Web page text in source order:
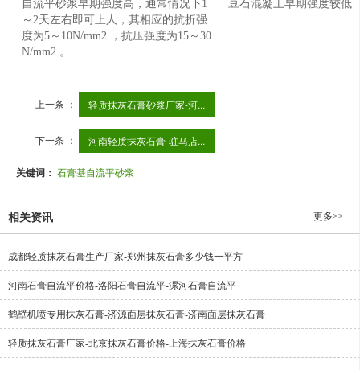
自流平砂浆早期强度高，通常情况下1
～2天左右即可上人，其相应的抗折强
度为5～10N/mm2 ，抗压强度为15～30
N/mm2 。
豆石混凝土早期强度较低
上一条 ： 轻质抹灰石膏砂浆厂家-河...
下一条 ： 河南轻质抹灰石膏-驻马店...
关键词： 石膏基自流平砂浆
相关资讯 更多>>
成都轻质抹灰石膏生产厂家-郑州抹灰石膏多少钱一平方
河南石膏自流平价格-洛阳石膏自流平-漯河石膏自流平
鹤壁机喷专用抹灰石膏-济源面层抹灰石膏-济南面层抹灰石膏
轻质抹灰石膏厂家-北京抹灰石膏价格-上海抹灰石膏价格